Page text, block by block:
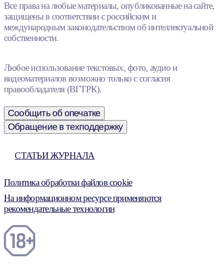
Все права на любые материалы, опубликованные на сайте,
защищены в соответствии с российским и
международным законодательством об интеллектуальной
собственности.
Любое использование текстовых, фото, аудио и
видеоматериалов возможно только с согласия
правообладателя (ВГТРК).
Сообщить об опечатке
Обращение в техподдержку
СТАТЬИ ЖУРНАЛА
Политика обработки файлов cookie
На информационном ресурсе применяются
рекомендательные технологии